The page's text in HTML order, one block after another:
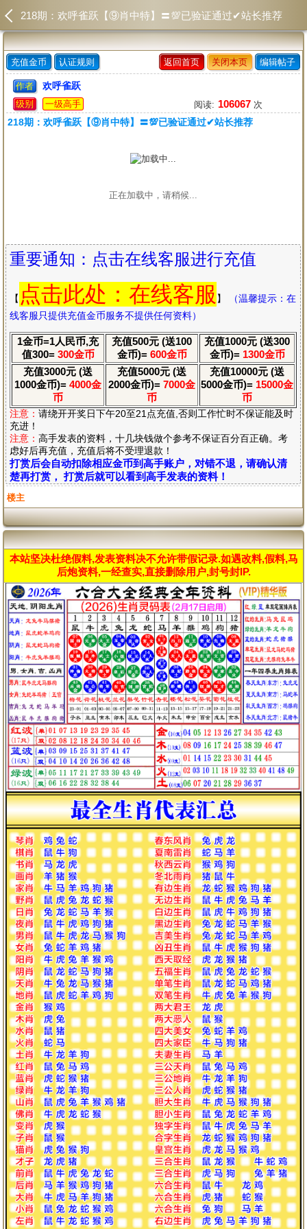
218期：欢呼雀跃【⑨肖中特】〓💯已验证通过✔站长推荐
充值金币 认证规则 返回首页 关闭本页 编辑帖子
作者 欢呼雀跃
级别 一级高手 阅读: 106067 次
218期：欢呼雀跃【⑨肖中特】〓💯已验证通过✔站长推荐
正在加载中，请稍候...
重要通知：点击在线客服进行充值
【 点击此处 ：在线客服 】
（温馨提示：在
线客服只提供充值金币服务不提供任何资料）
1金币=1人民币,充
值300= 300金币
充值500元 (送100
金币)= 600金币
充值1000元 (送300
金币)= 1300金币
充值3000元 (送
1000金币)= 4000金
币
充值5000元 (送
2000金币)= 7000金
币
充值10000元 (送
5000金币)= 15000金
币
注意：请绕开开奖日下午20至21点充值,否则工作忙时不保证能及时
充进！
注意：高手发表的资料，十几块钱做个参考不保证百分百正确。考
虑好后再充值，充值后将不受理退款！
打赏后会自动扣除相应金币到高手账户，对错不退，请确认清
楚再打赏， 打赏后就可以看到高手发表的资料！
楼主
本站坚决杜绝假料,发表资料决不允许带假记录.如遇改料,假料,马
后炮资料,一经查实,直接删除用户,封号封IP.